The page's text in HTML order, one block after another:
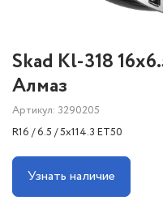
Skad Kl-318
Алмаз
Артикул: 3290205
R16 / 6.5 / 5x114.3 ET50
Узнать наличие